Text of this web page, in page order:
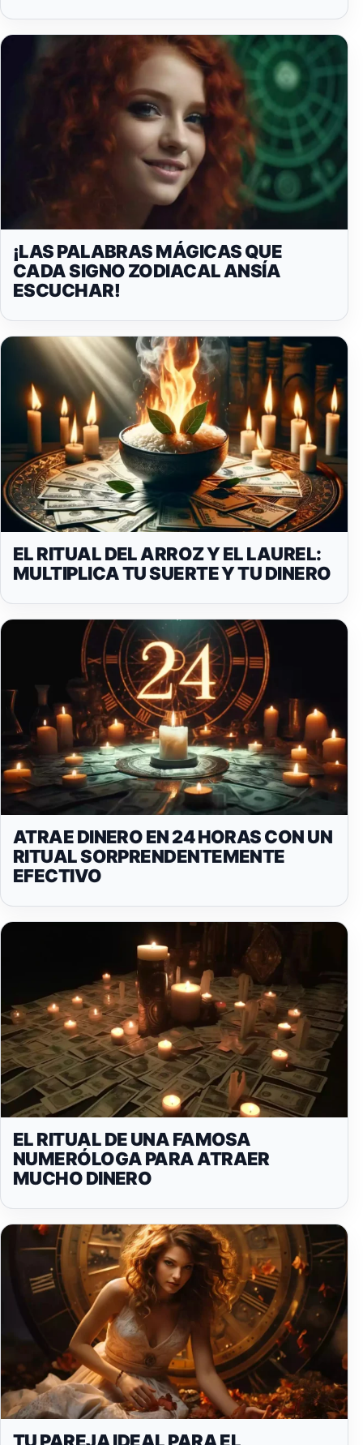
¡LAS PALABRAS MÁGICAS QUE
CADA SIGNO ZODIACAL ANSÍA
ESCUCHAR!
EL RITUAL DEL ARROZ Y EL LAUREL:
MULTIPLICA TU SUERTE Y TU DINERO
ATRAE DINERO EN 24 HORAS CON UN
RITUAL SORPRENDENTEMENTE
EFECTIVO
EL RITUAL DE UNA FAMOSA
NUMERÓLOGA PARA ATRAER
MUCHO DINERO